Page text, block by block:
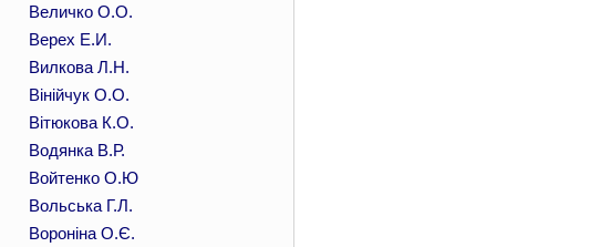
Величко О.О.
Верех Е.И.
Вилкова Л.Н.
Вінійчук О.О.
Вітюкова К.О.
Водянка В.Р.
Войтенко О.Ю
Вольська Г.Л.
Вороніна О.Є.